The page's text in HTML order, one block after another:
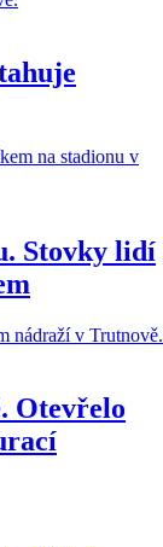
Stovky lidí
Otevřelo